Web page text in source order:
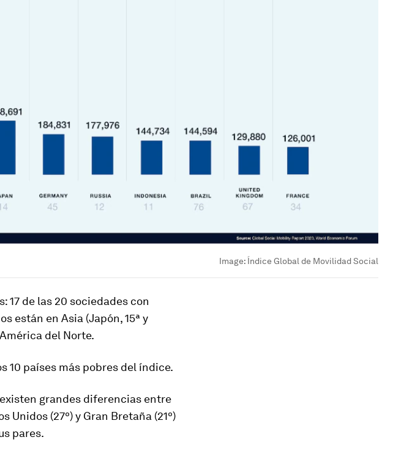
Image: Índice Global de Movilidad Social
17 de las 20 sociedades con
están en Asia (Japón, 15ª y
del Norte.
10 países más pobres del índice.
grandes diferencias entre
Unidos (27º) y Gran Bretaña (21º)
pares.